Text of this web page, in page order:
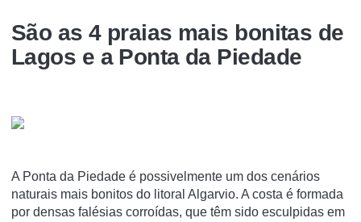
São as 4 praias mais bonitas de
Lagos e a Ponta da Piedade
A Ponta da Piedade é possivelmente um dos cenários
naturais mais bonitos do litoral Algarvio. A costa é formada
por densas falésias corroídas, que têm sido esculpidas em